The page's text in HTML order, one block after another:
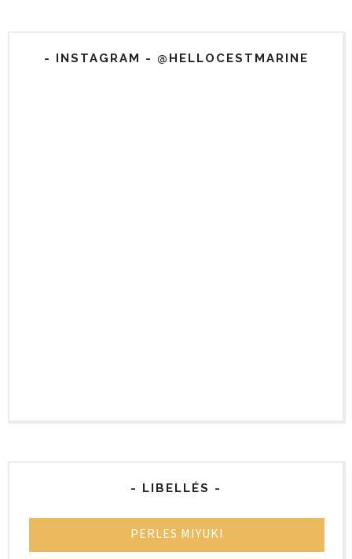
- INSTAGRAM - @HELLOCESTMARINE
- LIBELLÉS -
PERLES MIYUKI